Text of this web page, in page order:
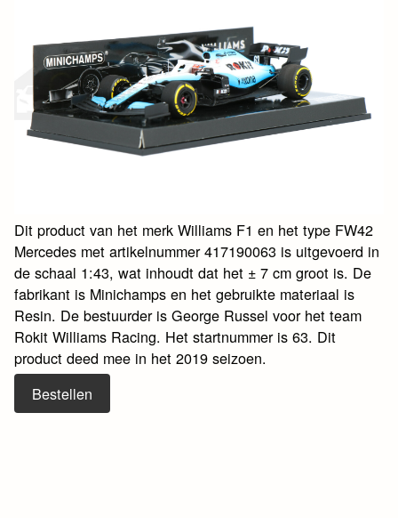
Dit product van het merk Williams F1 en het type FW42
Mercedes met artikelnummer 417190063 is uitgevoerd in
de schaal 1:43, wat inhoudt dat het ± 7 cm groot is. De
fabrikant is Minichamps en het gebruikte materiaal is
Resin. De bestuurder is George Russel voor het team
Rokit Williams Racing. Het startnummer is 63. Dit
product deed mee in het 2019 seizoen.
Bestellen